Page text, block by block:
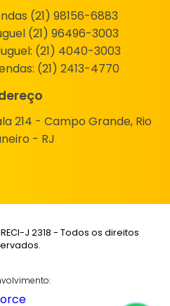
(21) 98156-6883
(21) 96496-3003
(21) 4040-3003
(21) 2413-4770
214 - Campo Grande, Rio
- RJ
J 2318 - Todos os direitos